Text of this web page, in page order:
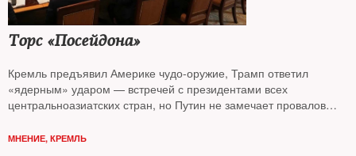
Торс «Посейдона»
Кремль предъявил Америке чудо-оружие, Трамп ответил
«ядерным» ударом — встречей с президентами всех
центральноазиатских стран, но Путин не замечает провалов
Колесников*
МНЕНИЕ, КРЕМЛЬ